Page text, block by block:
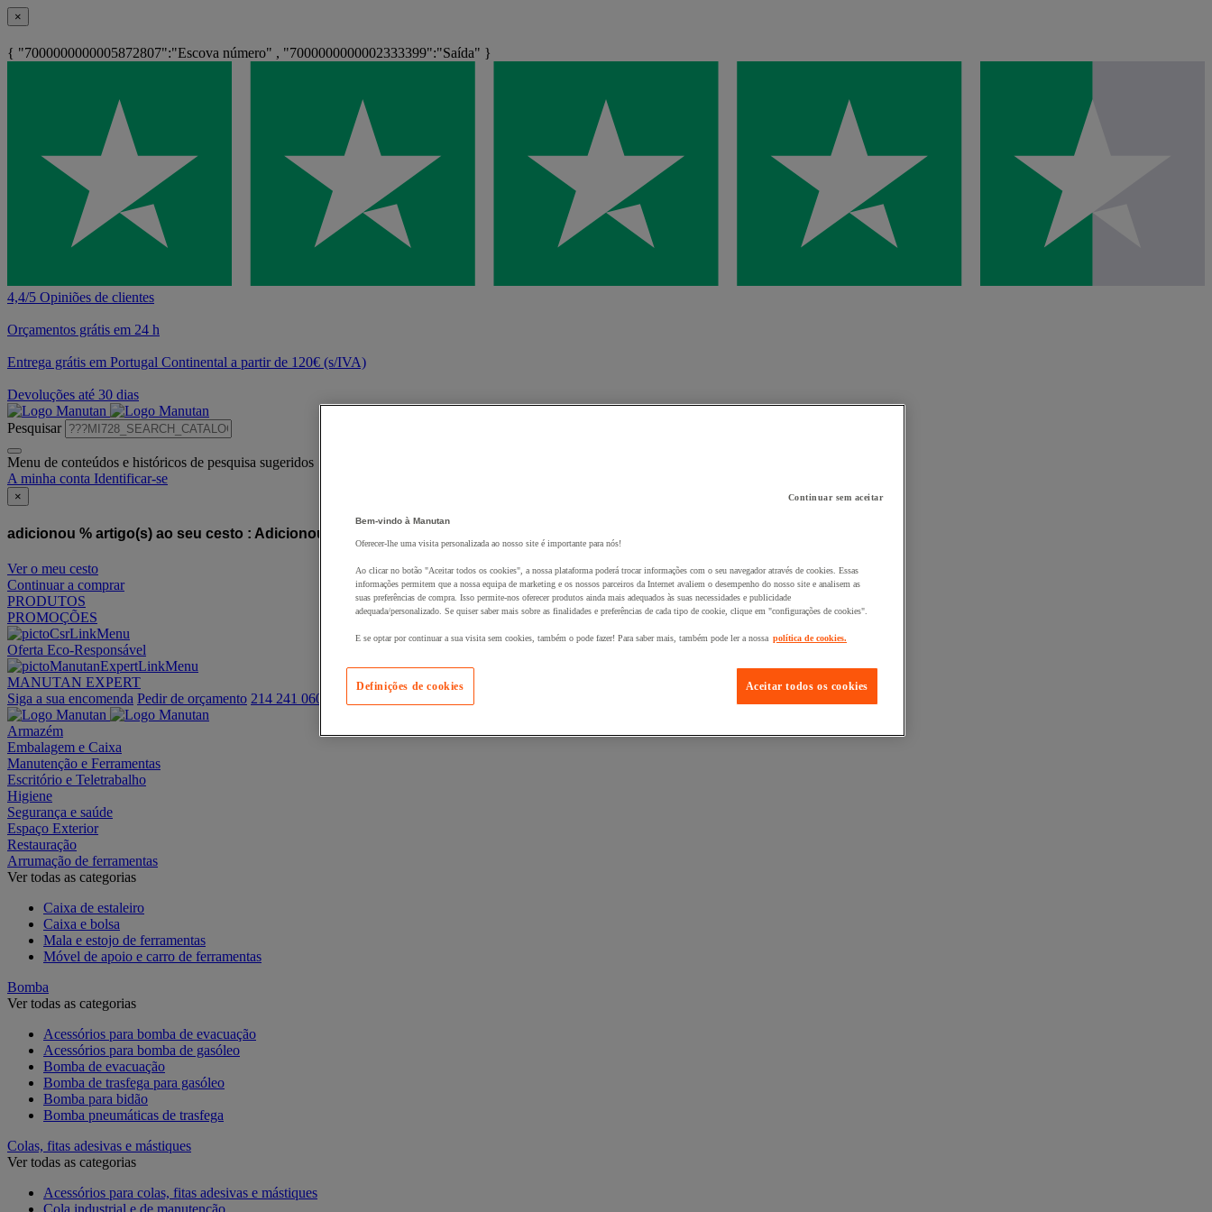
×
{ "7000000000005872807":"Escova número" , "7000000000002333399":"Saída" }
4,4/5 Opiniões de clientes
Orçamentos grátis em 24 h
Entrega grátis em Portugal Continental a partir de 120€ (s/IVA)
Devoluções até 30 dias
Pesquisar
Menu de conteúdos e históricos de pesquisa sugeridos
A minha conta Identificar-se
×
adicionou % artigo(s) ao seu cesto : Adicionou este artigo ao seu cesto :
Ver o meu cesto
Continuar a comprar
PRODUTOS
PROMOÇÕES
Oferta Eco-Responsável
MANUTAN EXPERT
Siga a sua encomenda Pedir de orçamento 214 241 060
Armazém
Embalagem e Caixa
Manutenção e Ferramentas
Escritório e Teletrabalho
Higiene
Segurança e saúde
Espaço Exterior
Restauração
Arrumação de ferramentas
Ver todas as categorias
Caixa de estaleiro
Caixa e bolsa
Mala e estojo de ferramentas
Móvel de apoio e carro de ferramentas
Bomba
Ver todas as categorias
Acessórios para bomba de evacuação
Acessórios para bomba de gasóleo
Bomba de evacuação
Bomba de trasfega para gasóleo
Bomba para bidão
Bomba pneumáticas de trasfega
Colas, fitas adesivas e mástiques
Ver todas as categorias
Acessórios para colas, fitas adesivas e mástiques
Cola industrial e de manutenção
Continuar sem aceitar
Bem-vindo à Manutan
Oferecer-lhe uma visita personalizada ao nosso site é importante para nós!
Ao clicar no botão "Aceitar todos os cookies", a nossa plataforma poderá trocar informações com o seu navegador através de cookies. Essas
informações permitem que a nossa equipa de marketing e os nossos parceiros da Internet avaliem o desempenho do nosso site e analisem as
suas preferências de compra. Isso permite-nos oferecer produtos ainda mais adequados às suas necessidades e publicidade
adequada/personalizado. Se quiser saber mais sobre as finalidades e preferências de cada tipo de cookie, clique em "configurações de cookies".
E se optar por continuar a sua visita sem cookies, também o pode fazer! Para saber mais, também pode ler a nossa política de cookies.
Aceitar todos os cookies
Definições de cookies